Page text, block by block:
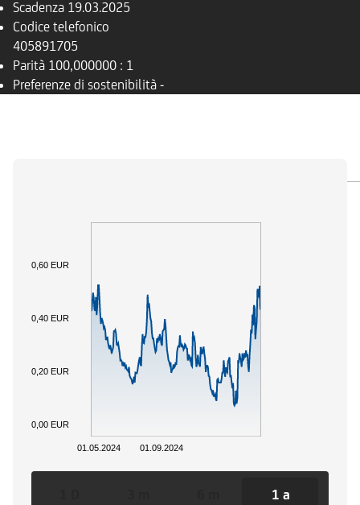
Scadenza 19.03.2025
Codice telefonico
405891705
Parità 100,000000 : 1
Preferenze di sostenibilità -
01.05.2024 01.09.2024
0,00 EUR
0,20 EUR
0,40 EUR
0,60 EUR
1 a